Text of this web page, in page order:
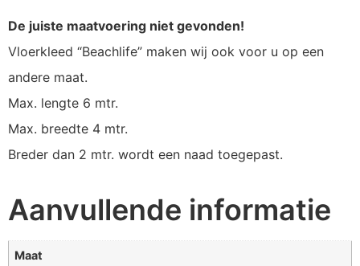
De juiste maatvoering niet gevonden!
Vloerkleed “Beachlife” maken wij ook voor u op een
andere maat.
Max. lengte 6 mtr.
Max. breedte 4 mtr.
Breder dan 2 mtr. wordt een naad toegepast.
Aanvullende informatie
Maat